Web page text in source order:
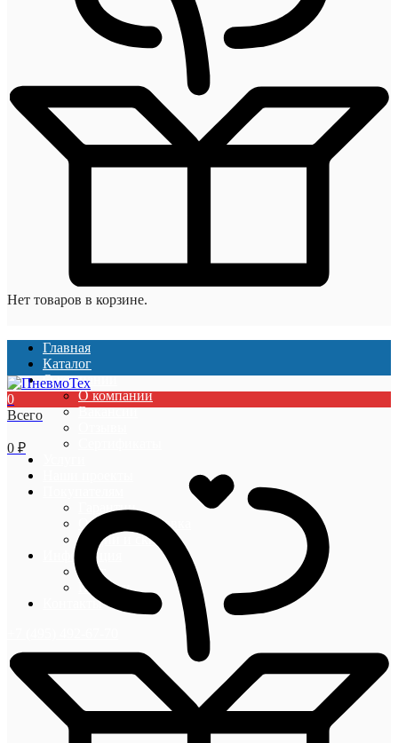
Нет товаров в корзине.
Главная
Каталог
О компании
О компании
Вакансии
Гарантии
Оплата и доставка
Акции и скидки
Информация
Блог
Новости
Контакты
0
Всего
0 ₽